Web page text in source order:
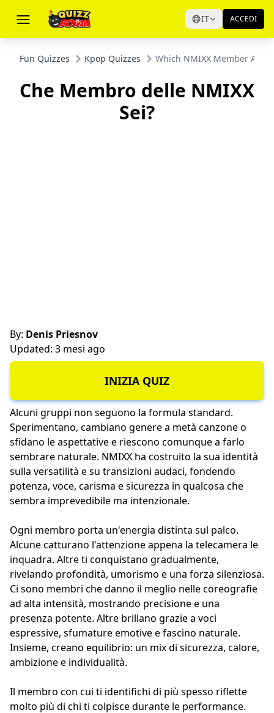
IT ACCEDI
Fun Quizzes Kpop Quizzes Which NMIXX Member Are
Che Membro delle NMIXX
Sei?
By: Denis Priesnov
Updated: 3 mesi ago
INIZIA QUIZ
Alcuni gruppi non seguono la formula standard.
Sperimentano, cambiano genere a metà canzone o
sfidano le aspettative e riescono comunque a farlo
sembrare naturale. NMIXX ha costruito la sua identità
sulla versatilità e su transizioni audaci, fondendo
potenza, voce, carisma e sicurezza in qualcosa che
sembra imprevedibile ma intenzionale.
Ogni membro porta un'energia distinta sul palco.
Alcune catturano l'attenzione appena la telecamera le
inquadra. Altre ti conquistano gradualmente,
rivelando profondità, umorismo e una forza silenziosa.
Ci sono membri che danno il meglio nelle coreografie
ad alta intensità, mostrando precisione e una
presenza potente. Altre brillano grazie a voci
espressive, sfumature emotive e fascino naturale.
Insieme, creano equilibrio: un mix di sicurezza, calore,
ambizione e individualità.
Il membro con cui ti identifichi di più spesso riflette
molto più di chi ti colpisce durante le performance.